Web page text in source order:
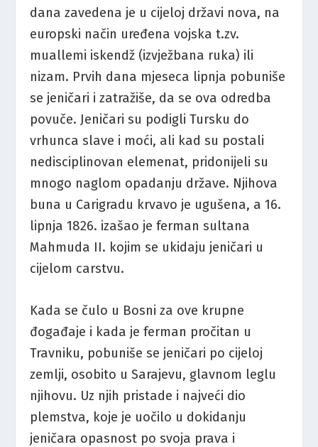
dana zavedena je u cijeloj državi nova, na
europski način uređena vojska t.zv.
muallemi iskendž (izvježbana ruka) ili
nizam. Prvih dana mjeseca lipnja pobuniše
se jeničari i zatražiše, da se ova odredba
povuče. Jeničari su podigli Tursku do
vrhunca slave i moći, ali kad su postali
nedisciplinovan elemenat, pridonijeli su
mnogo naglom opadanju države. Njihova
buna u Carigradu krvavo je ugušena, a 16.
lipnja 1826. izašao je ferman sultana
Mahmuda II. kojim se ukidaju jeničari u
cijelom carstvu.
Kada se čulo u Bosni za ove krupne
đogađaje i kada je ferman pročitan u
Travniku, pobuniše se jeničari po cijeloj
zemlji, osobito u Sarajevu, glavnom leglu
njihovu. Uz njih pristade i najveći dio
plemstva, koje je uočilo u dokidanju
jeničara opasnost po svoja prava i